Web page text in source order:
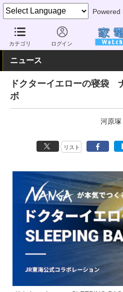
Powered
カテゴリ ログイン
家電 Watch その他・家電 アウト
ニュース
ドクターイエローの寝袋
ボ
河原
リスト